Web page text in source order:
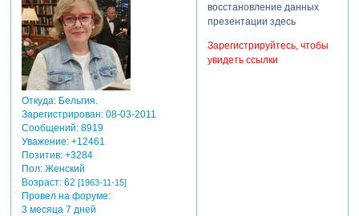
Откуда:Бельгия.
Зарегистрирован: 08-03-2011
Сообщений:8919
Уважение: +12461
Позитив: +3284
Пол:Женский
Возраст:62 [1963-11-15]
Провел на форуме:
3 месяца 7 дней
восстановление данных
презентации здесь
Зарегистрируйтесь, чтобы
увидеть ссылки